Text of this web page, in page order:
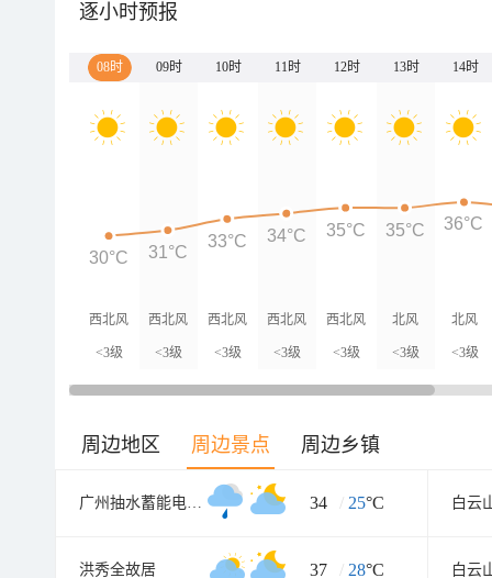
逐小时预报
08时 09时 10时 11时 12时 13时 14时
西北风
<3级
西北风
<3级
西北风
<3级
西北风
<3级
西北风
<3级
北风
<3级
北风
<3级
30°C 31°C
33°C 34°C 35°C 35°C 36°C
周边地区 周边景点 周边乡镇
广州抽水蓄能电厂旅游度假区 34 / 25°C 白云
洪秀全故居 37 / 28°C 白云